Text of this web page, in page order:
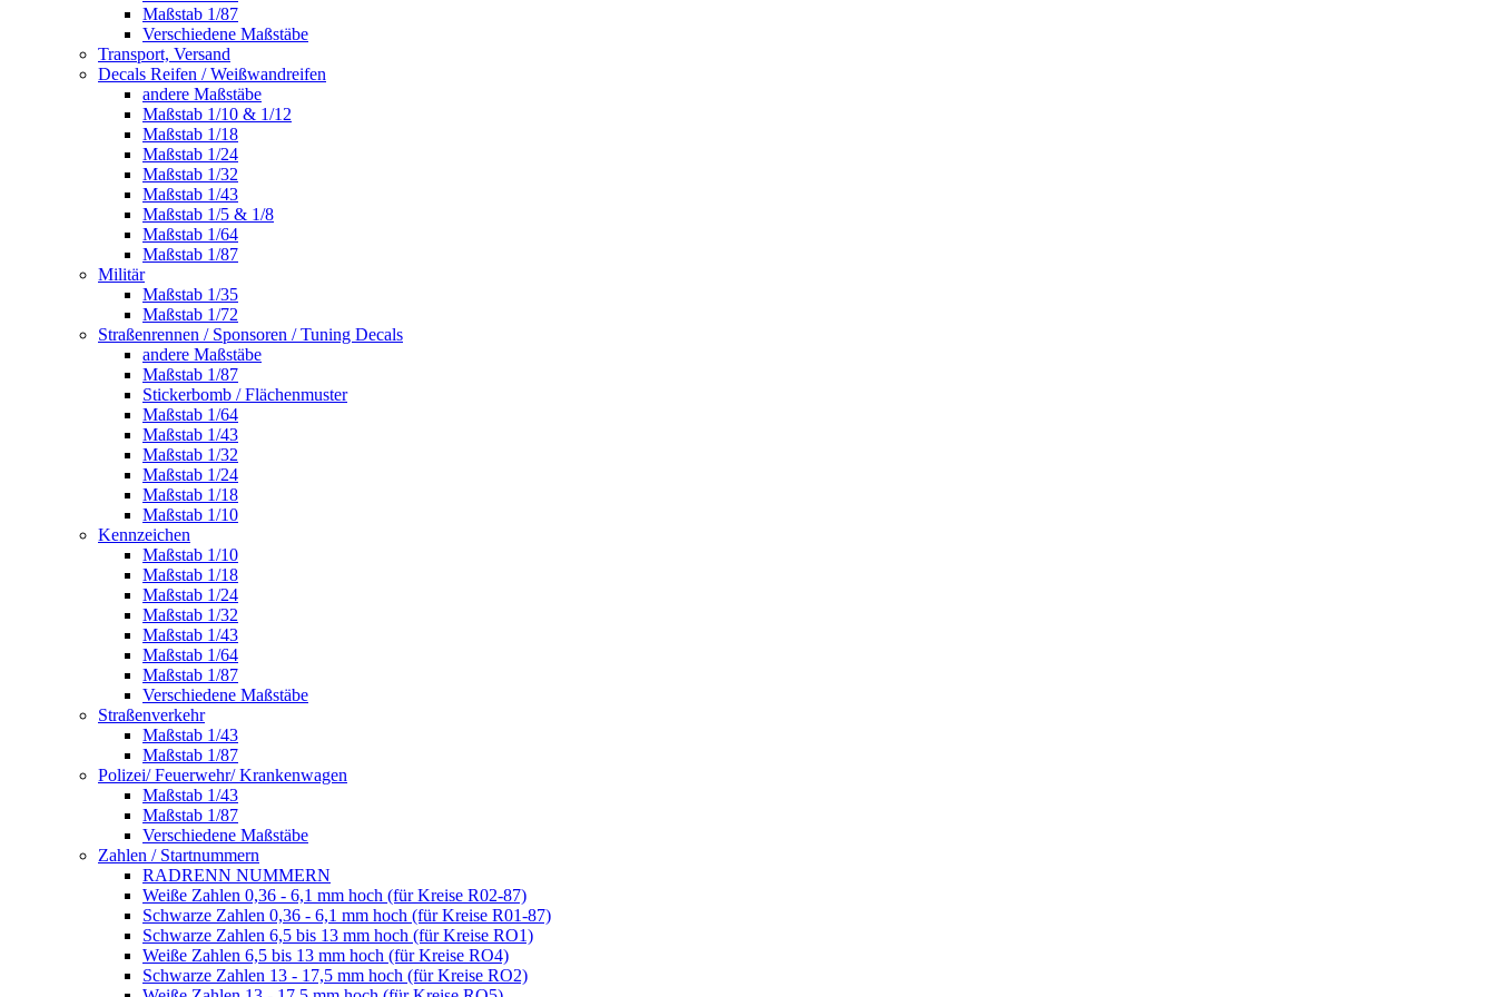
Maßstab 1/87
Verschiedene Maßstäbe
Transport, Versand
Decals Reifen / Weißwandreifen
andere Maßstäbe
Maßstab 1/10 & 1/12
Maßstab 1/18
Maßstab 1/24
Maßstab 1/32
Maßstab 1/43
Maßstab 1/5 & 1/8
Maßstab 1/64
Maßstab 1/87
Militär
Maßstab 1/35
Maßstab 1/72
Straßenrennen / Sponsoren / Tuning Decals
andere Maßstäbe
Maßstab 1/87
Stickerbomb / Flächenmuster
Maßstab 1/64
Maßstab 1/43
Maßstab 1/32
Maßstab 1/24
Maßstab 1/18
Maßstab 1/10
Kennzeichen
Maßstab 1/10
Maßstab 1/18
Maßstab 1/24
Maßstab 1/32
Maßstab 1/43
Maßstab 1/64
Maßstab 1/87
Verschiedene Maßstäbe
Straßenverkehr
Maßstab 1/43
Maßstab 1/87
Polizei/ Feuerwehr/ Krankenwagen
Maßstab 1/43
Maßstab 1/87
Verschiedene Maßstäbe
Zahlen / Startnummern
RADRENN NUMMERN
Weiße Zahlen 0,36 - 6,1 mm hoch (für Kreise R02-87)
Schwarze Zahlen 0,36 - 6,1 mm hoch (für Kreise R01-87)
Schwarze Zahlen 6,5 bis 13 mm hoch (für Kreise RO1)
Weiße Zahlen 6,5 bis 13 mm hoch (für Kreise RO4)
Schwarze Zahlen 13 - 17,5 mm hoch (für Kreise RO2)